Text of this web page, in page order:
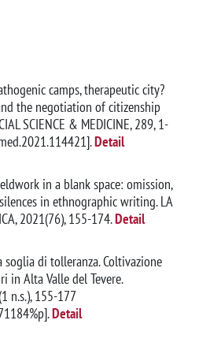
camps, therapeutic city?
the negotiation of citizenship
SCIENCE & MEDICINE, 289, 1-
Detail
in a blank space: omission,
in ethnographic writing. LA
2021(76), 155-174.Detail
soglia di tolleranza. Coltivazione
in Alta Valle del Tevere.
n.s.), 155-177
Detail